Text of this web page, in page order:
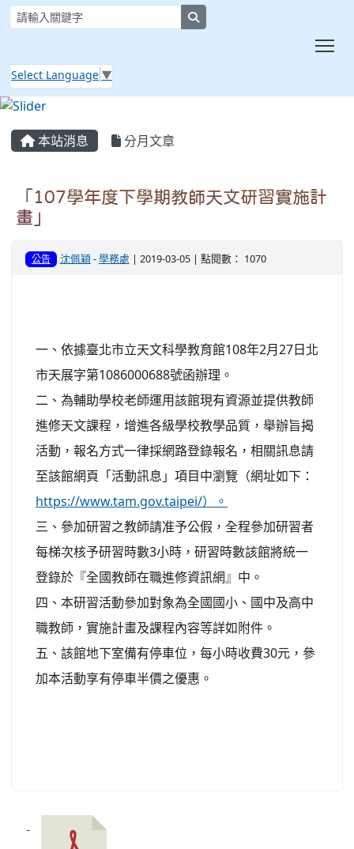
Select Language ▼
本站消息 分月文章
「107學年度下學期教師天文研習實施計
畫」
公告 沈佩穎-學務處 | 2019-03-05 | 點閱數： 1070
一、依據臺北市立天文科學教育館108年2月27日北
市天展字第1086000688號函辦理。
二、為輔助學校老師運用該館現有資源並提供教師
進修天文課程，增進各級學校教學品質，舉辦旨揭
活動，報名方式一律採網路登錄報名，相關訊息請
至該館網頁「活動訊息」項目中瀏覽（網址如下：
https://www.tam.gov.taipei/）。
三、參加研習之教師請准予公假，全程參加研習者
每梯次核予研習時數3小時，研習時數該館將統一
登錄於『全國教師在職進修資訊網』中。
四、本研習活動參加對象為全國國小、國中及高中
職教師，實施計畫及課程內容等詳如附件。
五、該館地下室備有停車位，每小時收費30元，參
加本活動享有停車半價之優惠。